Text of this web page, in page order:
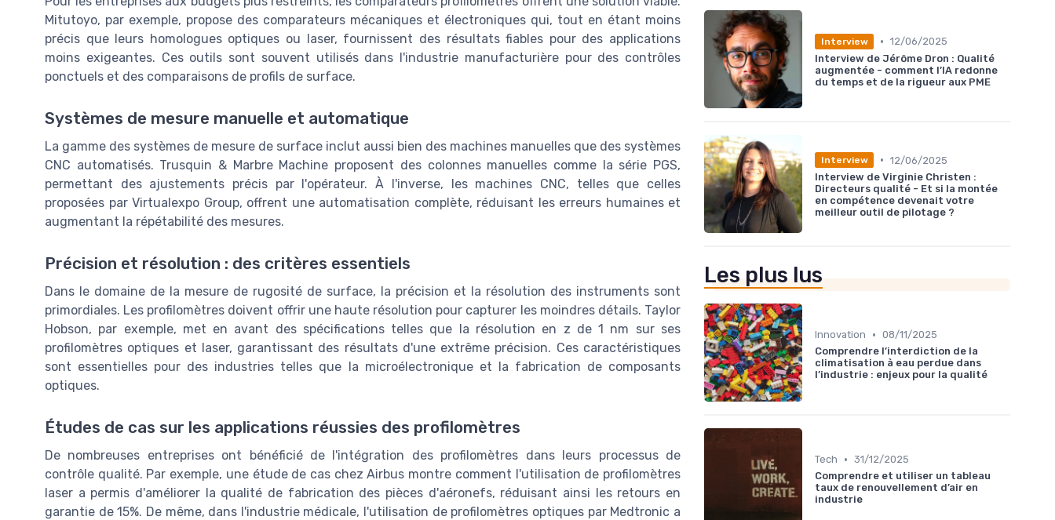
Mitutoyo, par exemple, propose des comparateurs mécaniques et électroniques qui, tout en étant moins
précis que leurs homologues optiques ou laser, fournissent des résultats fiables pour des applications
moins exigeantes. Ces outils sont souvent utilisés dans l'industrie manufacturière pour des contrôles
ponctuels et des comparaisons de profils de surface.
Systèmes de mesure manuelle et automatique
La gamme des systèmes de mesure de surface inclut aussi bien des machines manuelles que des systèmes
CNC automatisés. Trusquin & Marbre Machine proposent des colonnes manuelles comme la série PGS,
permettant des ajustements précis par l'opérateur. À l'inverse, les machines CNC, telles que celles
proposées par Virtualexpo Group, offrent une automatisation complète, réduisant les erreurs humaines et
augmentant la répétabilité des mesures.
Précision et résolution : des critères essentiels
Dans le domaine de la mesure de rugosité de surface, la précision et la résolution des instruments sont
primordiales. Les profilomètres doivent offrir une haute résolution pour capturer les moindres détails. Taylor
Hobson, par exemple, met en avant des spécifications telles que la résolution en z de 1 nm sur ses
profilomètres optiques et laser, garantissant des résultats d'une extrême précision. Ces caractéristiques
sont essentielles pour des industries telles que la microélectronique et la fabrication de composants
optiques.
Études de cas sur les applications réussies des profilomètres
De nombreuses entreprises ont bénéficié de l'intégration des profilomètres dans leurs processus de
contrôle qualité. Par exemple, une étude de cas chez Airbus montre comment l'utilisation de profilomètres
laser a permis d'améliorer la qualité de fabrication des pièces d'aéronefs, réduisant ainsi les retours en
garantie de 15%. De même, dans l'industrie médicale, l'utilisation de profilomètres optiques par Medtronic a
Interview • 12/06/2025
Interview de Jérôme Dron : Qualité
augmentée - comment l’IA redonne
du temps et de la rigueur aux PME
Interview • 12/06/2025
Interview de Virginie Christen :
Directeurs qualité - Et si la montée
en compétence devenait votre
meilleur outil de pilotage ?
Les plus lus
Innovation • 08/11/2025
Comprendre l’interdiction de la
climatisation à eau perdue dans
l’industrie : enjeux pour la qualité
Tech • 31/12/2025
Comprendre et utiliser un tableau
taux de renouvellement d’air en
industrie